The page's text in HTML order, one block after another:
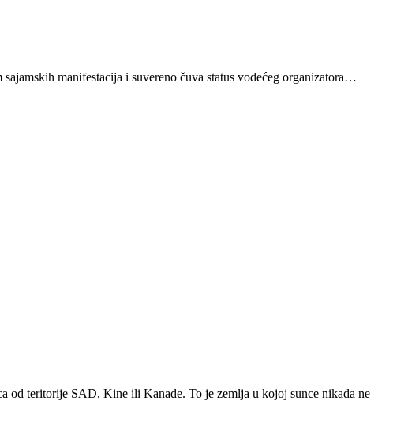
manifestacija i suvereno čuva status vodećeg organizatora…
od teritorije SAD, Kine ili Kanade. To je zemlja u kojoj sunce nikada ne